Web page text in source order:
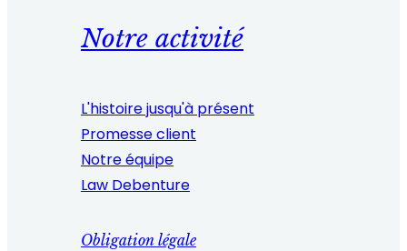
Notre activité
L'histoire jusqu'à présent
Promesse client
Notre équipe
Law Debenture
Obligation légale